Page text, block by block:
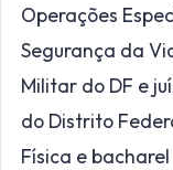
Operações
Segurança da
Militar do DF e
do Distrito
Física e